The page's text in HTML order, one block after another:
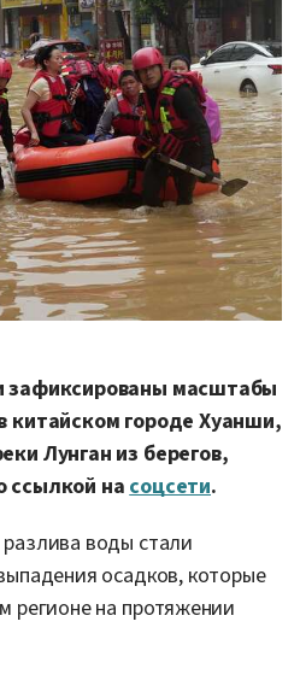
зафиксированы масштабы
китайском городе Хуанши,
Лунган из берегов,
ссылкой на соцсети.
воды стали
осадков, которые
регионе на протяжении